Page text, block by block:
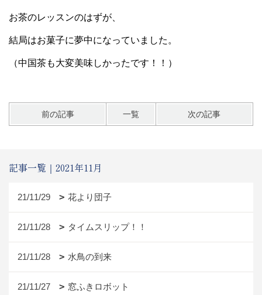
お茶のレッスンのはずが、
結局はお菓子に夢中になっていました。
（中国茶も大変美味しかったです！！）
前の記事 一覧 次の記事
記事一覧｜2021年11月
21/11/29 花より団子
21/11/28 タイムスリップ！！
21/11/28 水鳥の到来
21/11/27 窓ふきロボット